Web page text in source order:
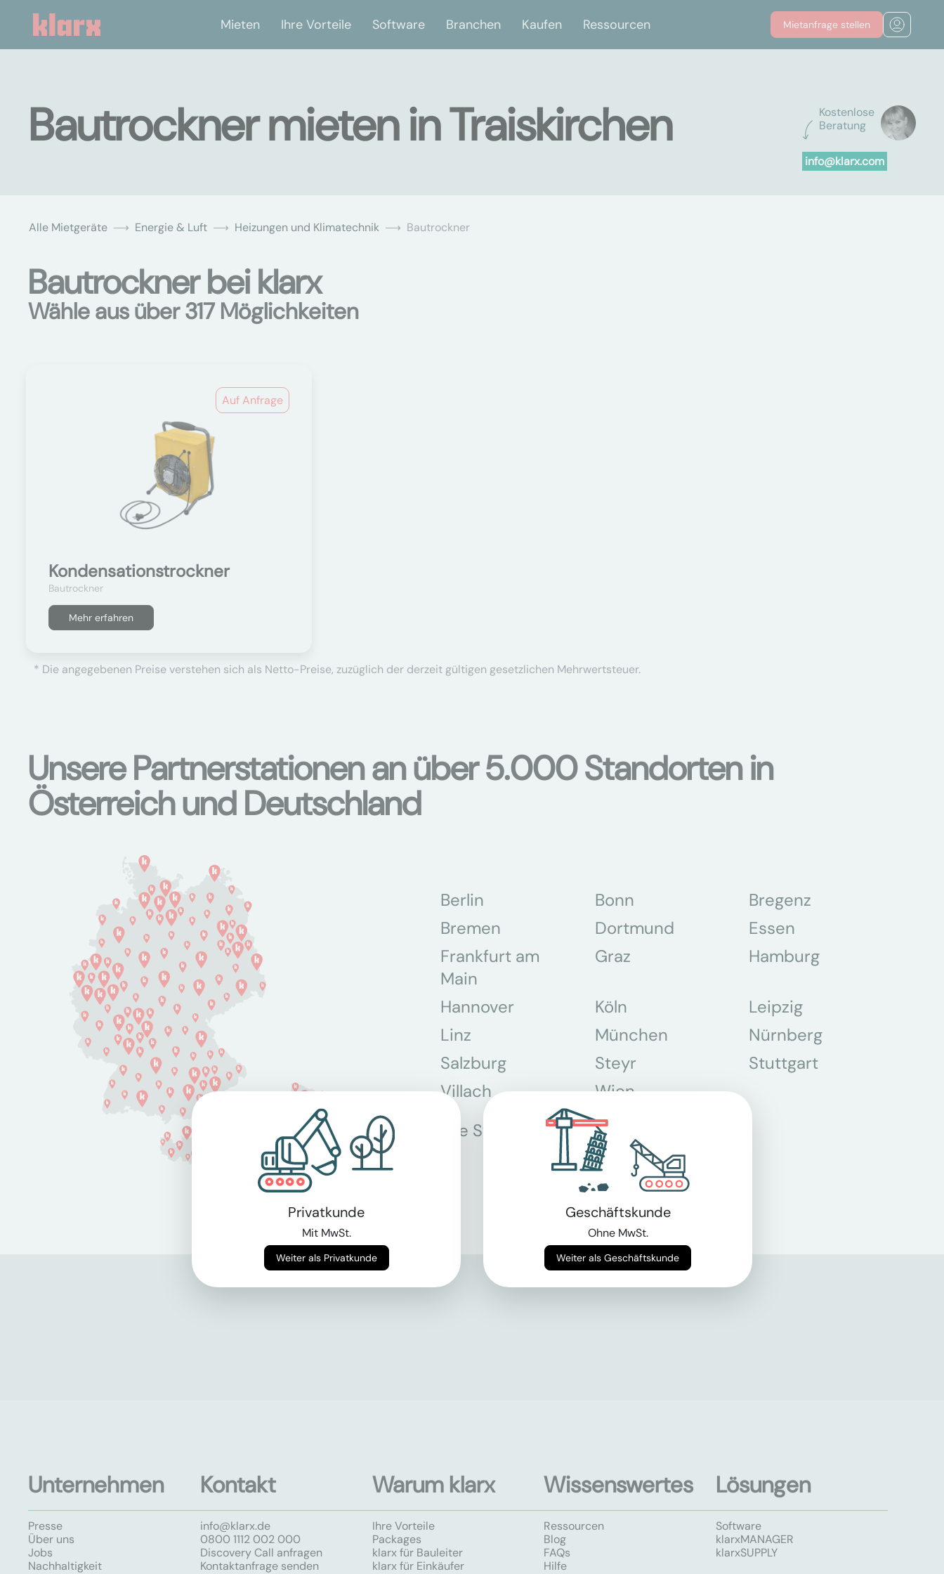
Mieten Ihre Vorteile Software Branchen Kaufen Ressourcen Mietanfrage stellen
Kostenlose
Beratung
info@klarx.com
Bautrockner mieten in Traiskirchen
Alle Mietgeräte Energie & Luft Heizungen und Klimatechnik Bautrockner
Bautrockner bei klarx
Wähle aus über 317 Möglichkeiten
Auf Anfrage
Kondensationstrockner
Bautrockner
Mehr erfahren
* Die angegebenen Preise verstehen sich als Netto-Preise, zuzüglich der derzeit gültigen gesetzlichen Mehrwertsteuer.
Unsere Partnerstationen an über 5.000 Standorten in
Österreich und Deutschland
Berlin Bonn
Bregenz
Bremen
Dortmund
Essen
Frankfurt am
Main
Graz Hamburg
Hannover Köln
Leipzig
Linz
München
Nürnberg
Salzburg
Steyr
Stuttgart
Villach
Wien
Alle Standorte
Unternehmen
Presse
Über uns
Jobs
Nachhaltigkeit
Kontakt
info@klarx.de
0800 1112 002 000
Discovery Call anfragen
Kontaktanfrage senden
Warum klarx
Ihre Vorteile
Packages
klarx für Bauleiter
klarx für Einkäufer
Wissenswertes
Ressourcen
Blog
FAQs
Hilfe
Lösungen
Software
klarxMANAGER
klarxSUPPLY
Privatkunde
Mit MwSt.
Weiter als Privatkunde
Geschäftskunde
Ohne MwSt.
Weiter als Geschäftskunde